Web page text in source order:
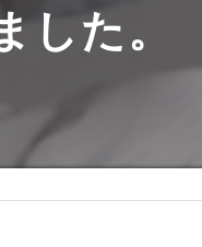
した。